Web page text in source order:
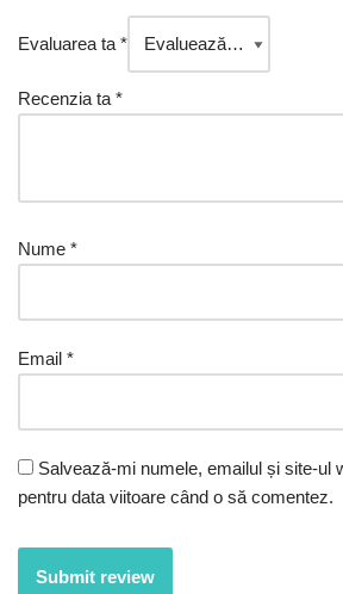
Evaluarea ta*
Recenzia ta*
Nume *
Email *
Salvează-mi numele, emailul și site-ul
pentru data viitoare când o să comentez.